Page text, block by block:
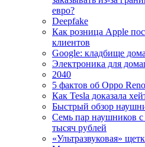
евро?
Deepfake
Как розница Apple
клиентов
Google: кладбище
Электроника для
2040
5 фактов об Oppo
Как Tesla доказала
Быстрый обзор
Семь пар наушников
тысяч рублей
«Ультразвуковая»